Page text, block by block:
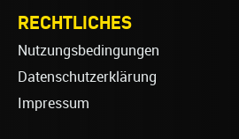
RECHTLICHES
Nutzungsbedingungen
Datenschutzerklärung
Impressum